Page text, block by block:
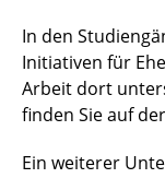
In den
Initiativen für
Arbeit dort
finden Sie auf
Ein weiterer